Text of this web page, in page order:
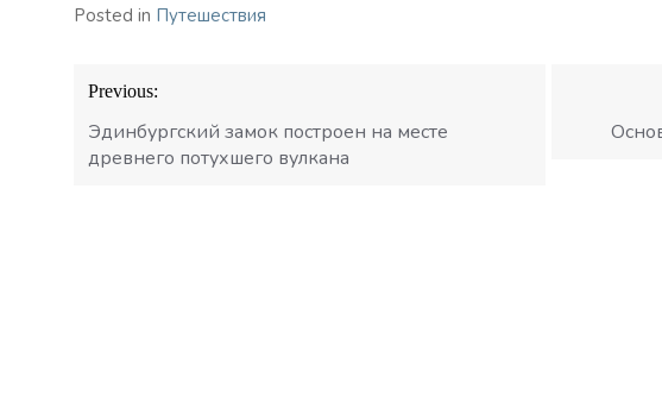
Posted in Путешествия
Навигация
по
записям
Previous:
Эдинбургский замок построен на месте
древнего потухшего вулкана